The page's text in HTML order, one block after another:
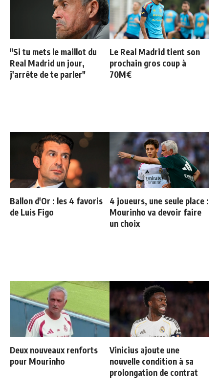
"Si tu mets le maillot du
Real Madrid un jour,
j'arrête de te parler"
Le Real Madrid tient son
prochain gros coup à
70M€
Ballon d'Or : les 4 favoris
de Luis Figo
4 joueurs, une seule place :
Mourinho va devoir faire
un choix
Deux nouveaux renforts
pour Mourinho
Vinicius ajoute une
nouvelle condition à sa
prolongation de contrat